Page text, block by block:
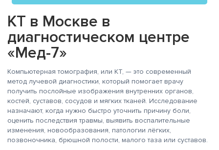
КТ в Москве в
диагностическом центре
«Мед-7»
Компьютерная томография, или КТ, — это современный
метод лучевой диагностики, который помогает врачу
получить послойные изображения внутренних органов,
костей, суставов, сосудов и мягких тканей. Исследование
назначают, когда нужно быстро уточнить причину боли,
оценить последствия травмы, выявить воспалительные
изменения, новообразования, патологии лёгких,
позвоночника, брюшной полости, малого таза или суставов.